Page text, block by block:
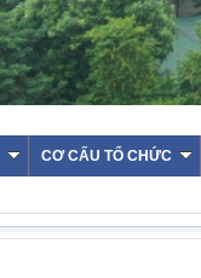
CƠ CẤU TỔ CHỨC